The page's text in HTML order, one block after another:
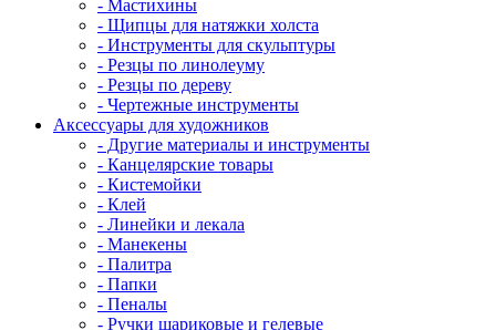
- Мастихины
- Щипцы для натяжки холста
- Инструменты для скульптуры
- Резцы по линолеуму
- Резцы по дереву
- Чертежные инструменты
Аксессуары для художников
- Другие материалы и инструменты
- Канцелярские товары
- Кистемойки
- Клей
- Линейки и лекала
- Манекены
- Палитра
- Папки
- Пеналы
- Ручки шариковые и гелевые